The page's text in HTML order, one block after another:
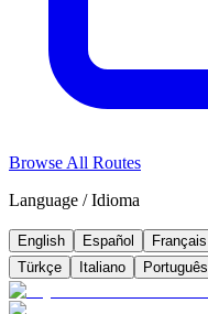
Browse All Routes
Language / Idioma
English Español Français
Türkçe
Italiano Português